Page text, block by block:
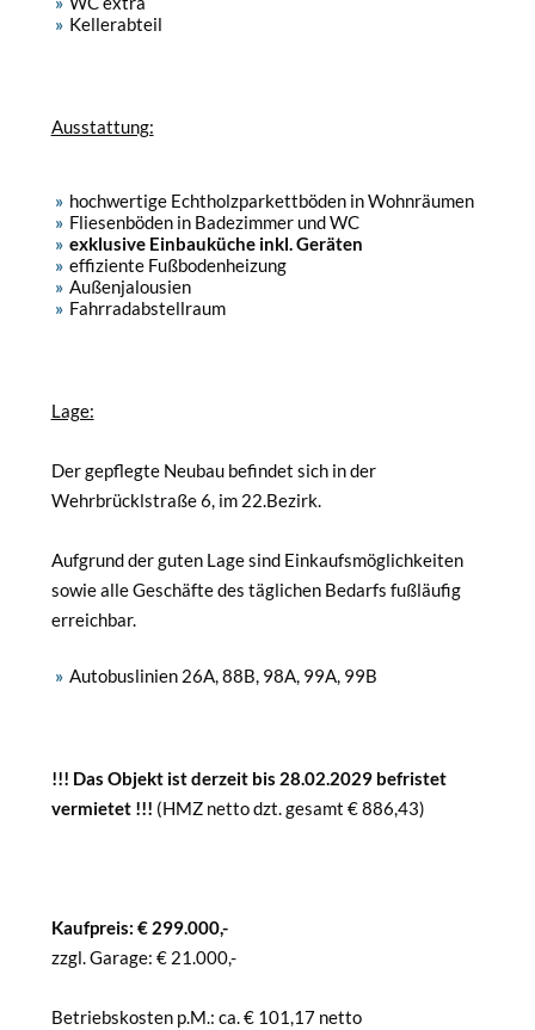
Kellerabteil
Ausstattung:
hochwertige Echtholzparkettböden in Wohnräumen
Fliesenböden in Badezimmer und WC
exklusive Einbauküche inkl. Geräten
effiziente Fußbodenheizung
Außenjalousien
Fahrradabstellraum
Lage:
Der gepflegte Neubau befindet sich in der
Wehrbrücklstraße 6, im 22.Bezirk.
Aufgrund der guten Lage sind Einkaufsmöglichkeiten
sowie alle Geschäfte des täglichen Bedarfs fußläufig
erreichbar.
Autobuslinien 26A, 88B, 98A, 99A, 99B
!!! Das Objekt ist derzeit bis 28.02.2029 befristet
vermietet !!! (HMZ netto dzt. gesamt € 886,43)
Kaufpreis: € 299.000,-
zzgl. Garage: € 21.000,-
Betriebskosten p.M.: ca. € 101,17 netto